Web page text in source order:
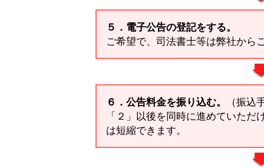
５．電子公告の登記をする。
ご希望で、司法書士等は弊社から
６．公告料金を振り込む。
（振込
「２」以後を同時に進めていた
は短縮できます。